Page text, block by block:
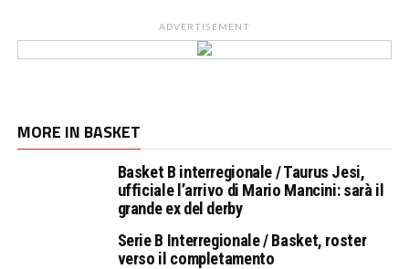
ADVERTISEMENT
MORE IN BASKET
Basket B interregionale / Taurus Jesi,
ufficiale l’arrivo di Mario Mancini: sarà il
grande ex del derby
Serie B Interregionale / Basket, roster
verso il completamento